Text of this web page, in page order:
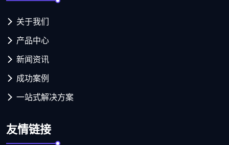
关于我们
产品中心
新闻资讯
成功案例
一站式解决方案
友情链接